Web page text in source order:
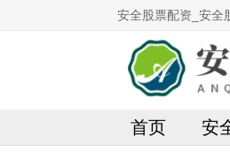
安全股票配资_安全
首页 安